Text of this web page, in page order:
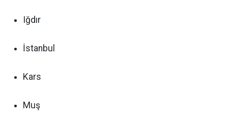
Iğdır
İstanbul
Kars
Muş